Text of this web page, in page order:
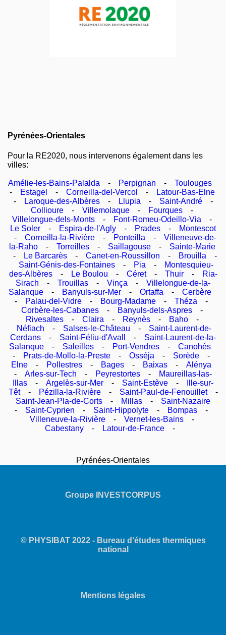
Pyrénées-Orientales
Pour la RE2020, nous intervenons également dans les
villes:
Amélie-les-Bains-Palalda - Perpignan - Toulouges
-
Estagel - Corneilla-del-Vercol -
Latour-Bas-Elne
-
Laroque-des-Albères- Llupia - Saint-André-
Collioure - Villemolaque - Fourques -
Villelongue-dels-Monts - Font-Romeu-Odeillo-Via -
Le Soler - Espira-de-l'Agly - Prades -
Montescot
- Corneilla-la-Rivière- Ponteilla - Villeneuve-de-
la-Raho- Torreilles- Saillagouse- Sainte-Marie
-
Le Barcarès - Canet-en-Roussillon - Brouilla -
Saint-Génis-des-Fontaines - Pia -
Montesquieu-
des-Albères- Le Boulou - Céret- Thuir-
Ria-
Sirach - Trouillas - Vinça - Villelongue-de-la-
Salanque - Banyuls-sur-Mer - Ortaffa - Cerbère
-
Palau-del-Vidre- Bourg-Madame- Théza -
Corbère-les-Cabanes - Banyuls-dels-Aspres -
Rivesaltes- Claira - Reynès- Baho-
Néfiach - Salses-le-Château - Saint-Laurent-de-
Cerdans - Saint-Féliu-d'Avall - Saint-Laurent-de-la-
Salanque - Saleilles - Port-Vendres - Canohès
-
Prats-de-Mollo-la-Preste- Osséja - Sorède-
Elne- Pollestres- Bages- Baixas- Alénya
- Arles-sur-Tech - Peyrestortes -
Maureillas-las-
Illas - Argelès-sur-Mer - Saint-Estève -
Ille-sur-
Têt- Pézilla-la-Rivière- Saint-Paul-de-Fenouillet-
Saint-Jean-Pla-de-Corts - Millas - Saint-Nazaire
- Saint-Cyprien - Saint-Hippolyte- Bompas-
Villeneuve-la-Rivière - Vernet-les-Bains -
Cabestany - Latour-de-France -
Pyrénées-Orientales
Groupe INVESTCORPUS
© PHYSIBAT 2022 - Bureau d'études thermiques
national
Mentions légales